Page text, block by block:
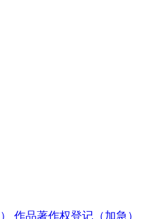
作品著作权登记（加急）